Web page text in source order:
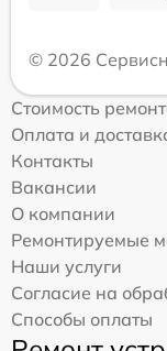
© 2026
Стоимость
Оплата и
Контакты
Вакансии
О компании
Ремонтируемые
Наши услуги
Согласие на
Способы оплаты